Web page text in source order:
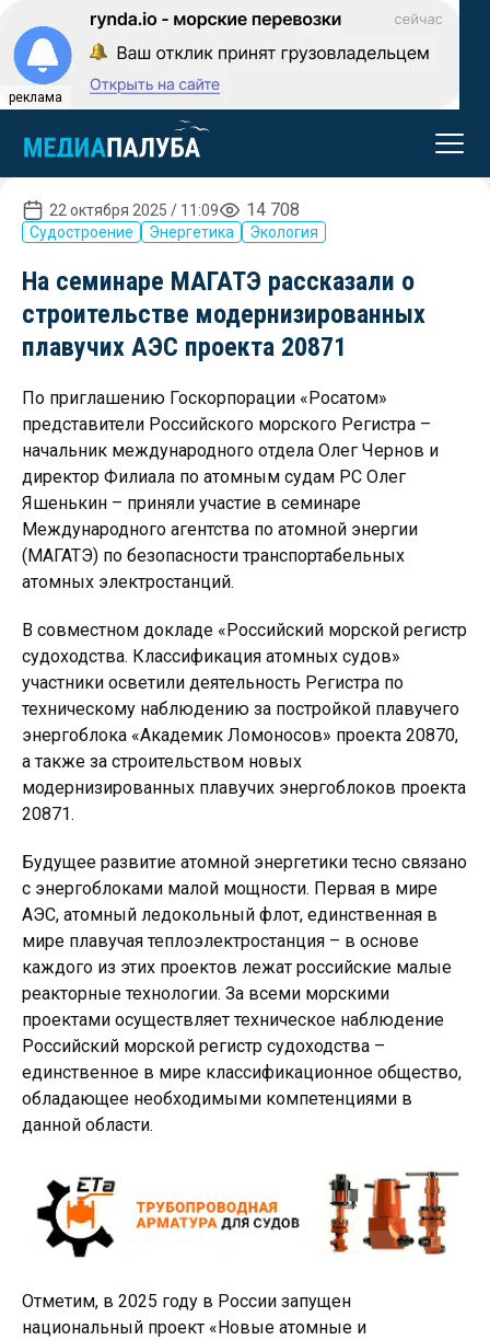
реклама
22 октября 2025 / 11:09 14 708
Судостроение Энергетика Экология
На семинаре МАГАТЭ рассказали о
строительстве модернизированных
плавучих АЭС проекта 20871
По приглашению Госкорпорации «Росатом»
представители Российского морского Регистрa –
начальник международного отдела Олег Чернов и
директор Филиала по атомным судам РС Олег
Яшенькин – приняли участие в семинаре
Международного агентства по атомной энергии
(МАГАТЭ) по безопасности транспортабельных
атомных электростанций.
В совместном докладе «Российский морской регистр
судоходства. Классификация атомных судов»
участники осветили деятельность Регистра по
техническому наблюдению за постройкой плавучего
энергоблока «Академик Ломоносов» проекта 20870,
а также за строительством новых
модернизированных плавучих энергоблоков проекта
20871.
Будущее развитие атомной энергетики тесно связано
с энергоблоками малой мощности. Первая в мире
АЭС, атомный ледокольный флот, единственная в
мире плавучая теплоэлектростанция – в основе
каждого из этих проектов лежат российские малые
реакторные технологии. За всеми морскими
проектами осуществляет техническое наблюдение
Российский морской регистр судоходства –
единственное в мире классификационное общество,
обладающее необходимыми компетенциями в
данной области.
Отметим, в 2025 году в России запущен
национальный проект «Новые атомные и